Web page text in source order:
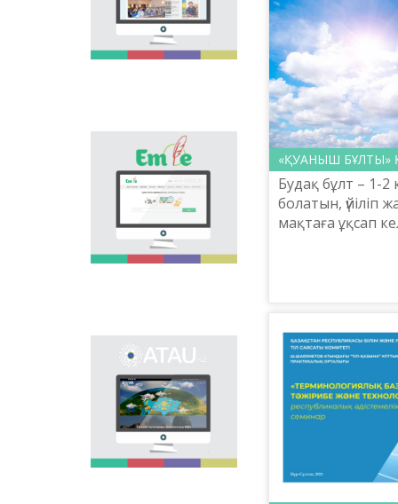
national language.
Portal “Til alemi”, which
is the first project of
our country in this
Electronic base
“emle.kz” is devoted to
orthography of Kazakh
language. Following is
presented in the base:
spelling dictionary of
words approved and
applied in Kazakh
Primary purpose of
onomastic electronic
base is unification of
onomastic names by
means of collection of
information on names
of streets, population
centers, institutions
Министерс...
«ҚУАНЫШ БҰЛТЫ»
Будақ бұлт – 1-2
болатын, үйіліп
мақтаға ұқсап